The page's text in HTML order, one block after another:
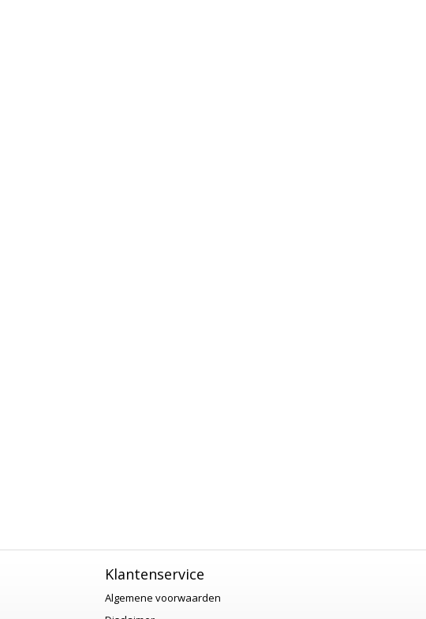
Klantenservice
Algemene voorwaarden